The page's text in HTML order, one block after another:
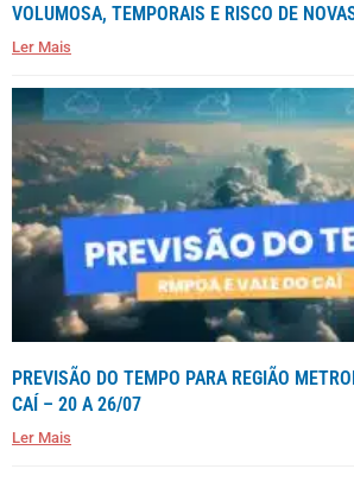
VOLUMOSA, TEMPORAIS E RISCO DE
Ler Mais
PREVISÃO DO TEMPO PARA REGIÃO
CAÍ – 20 A 26/07
Ler Mais